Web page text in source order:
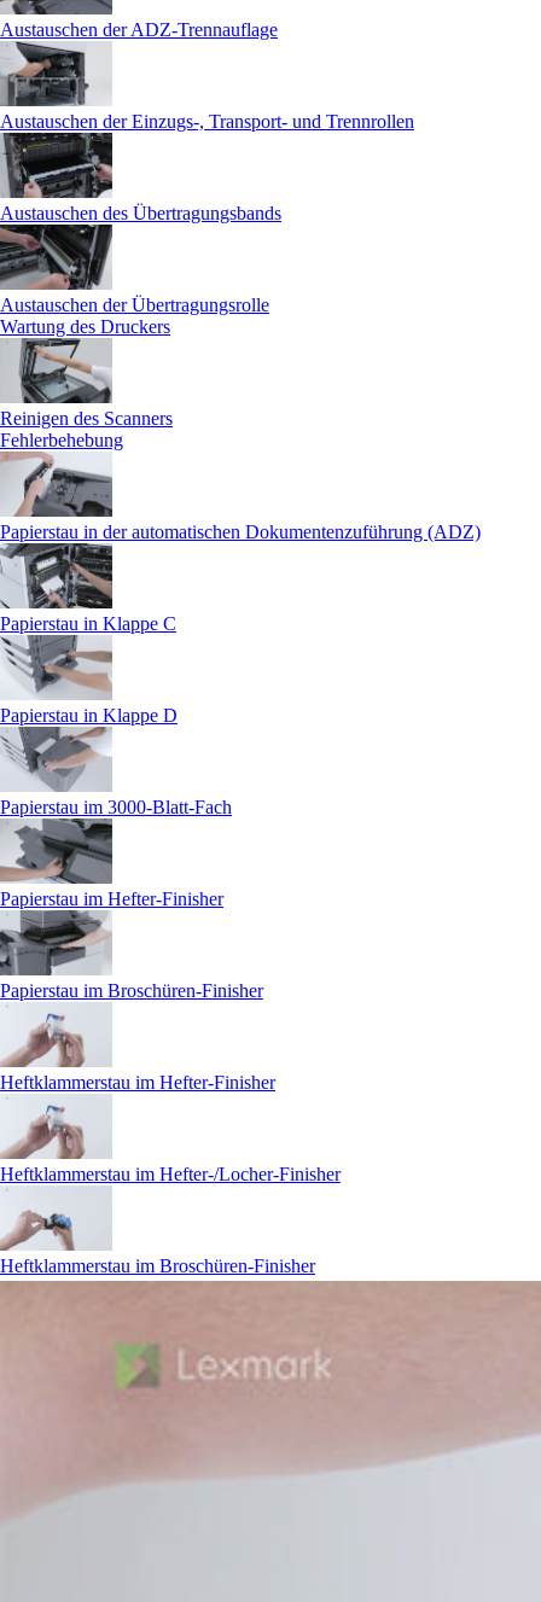
Austauschen der ADZ-Trennauflage
Austauschen der Einzugs-, Transport- und Trennrollen
Austauschen des Übertragungsbands
Austauschen der Übertragungsrolle
Wartung des Druckers
Reinigen des Scanners
Fehlerbehebung
Papierstau in der automatischen Dokumentenzuführung (ADZ)
Papierstau in Klappe C
Papierstau in Klappe D
Papierstau im 3000-Blatt-Fach
Papierstau im Hefter-Finisher
Papierstau im Broschüren-Finisher
Heftklammerstau im Hefter-Finisher
Heftklammerstau im Hefter-/Locher-Finisher
Heftklammerstau im Broschüren-Finisher